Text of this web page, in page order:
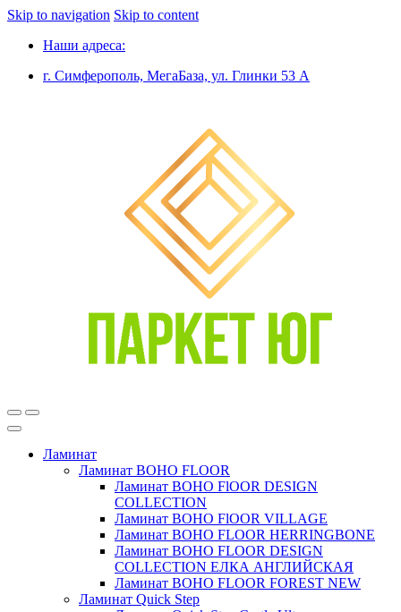
Skip to navigation Skip to content
Наши адреса:
г. Симферополь, МегаБаза, ул. Глинки 53 А
Ламинат
Ламинат BOHO FLOOR
Ламинат BOHO FlOOR DESIGN
COLLECTION
Ламинат BOHO FlOOR VILLAGE
Ламинат BOHO FLOOR HERRINGBONE
Ламинат BOHO FLOOR DESIGN
COLLECTION ЕЛКА АНГЛИЙСКАЯ
Ламинат BOHO FLOOR FOREST NEW
Ламинат Quick Step